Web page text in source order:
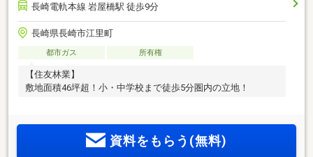
長崎電軌本線 岩屋橋駅 徒歩9分
長崎県長崎市江里町
都市ガス 所有権
【住友林業】
敷地面積46坪超！小・中学校まで徒歩5分圏内の立地！
資料をもらう(無料)